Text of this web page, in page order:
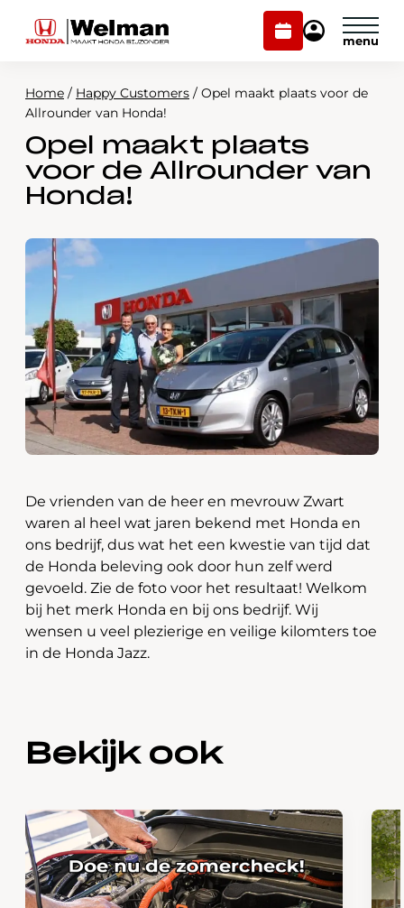
Plan
onderhoud
Mijn
Modellen
Voorraad
Onderhoud en service
Over ons
Webshop
Contact
Plan onderhoud
Home / Happy Customers / Opel maakt plaats voor de
Allrounder van Honda!
Opel maakt plaats
voor de Allrounder van
Honda!
De vrienden van de heer en mevrouw Zwart
waren al heel wat jaren bekend met Honda en
ons bedrijf, dus wat het een kwestie van tijd dat
de Honda beleving ook door hun zelf werd
gevoeld. Zie de foto voor het resultaat! Welkom
bij het merk Honda en bij ons bedrijf. Wij
wensen u veel plezierige en veilige kilomters toe
in de Honda Jazz.
Bekijk ook